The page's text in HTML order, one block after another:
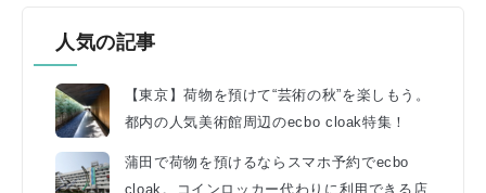
人気の記事
【東京】荷物を預けて“芸術の秋”を楽しもう。
都内の人気美術館周辺のecbo cloak特集！
蒲田で荷物を預けるならスマホ予約でecbo